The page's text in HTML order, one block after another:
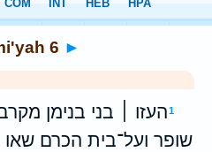
6 ►
1העזו ׀ בני בנימן
שופר ועל־בית הכרם